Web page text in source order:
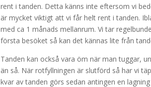
rent i tanden. Detta känns inte eftersom vi
är mycket viktigt att vi får helt rent i tanden.
med ca 1 månads mellanrum. Vi tar
första besöket så kan det kännas lite från
Tanden kan också vara öm när man tuggar,
än så. När rotfyllningen är slutförd så har vi
kvar av tanden görs sedan antingen en